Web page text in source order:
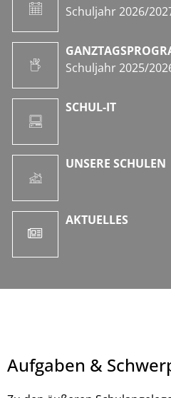
Schuljahr 2026/
Schuljahr 2025/
SCHUL-IT
UNSERE SCHULEN
AKTUELLES
Aufgaben &